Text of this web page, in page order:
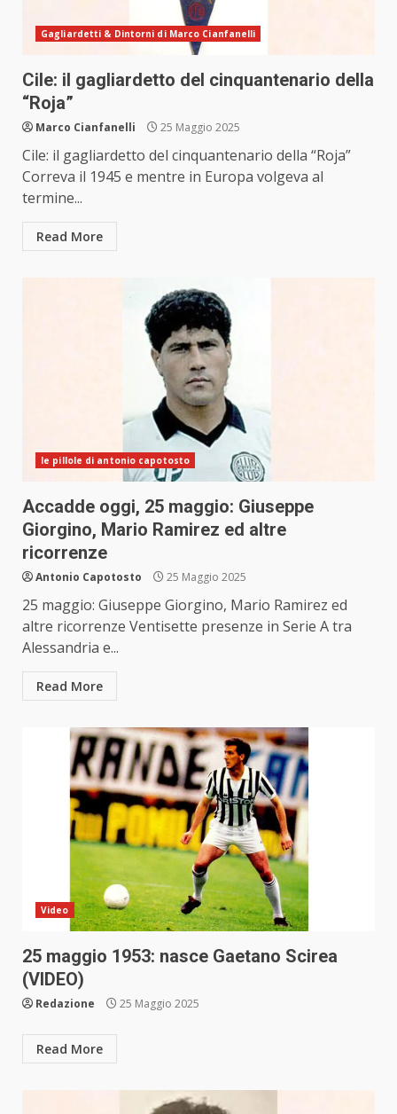
Gagliardetti & Dintorni di Marco Cianfanelli
Cile: il gagliardetto del cinquantenario della
“Roja”
Marco Cianfanelli 25 Maggio 2025
Cile: il gagliardetto del cinquantenario della “Roja”
Correva il 1945 e mentre in Europa volgeva al
termine...
Read More
le pillole di antonio capotosto
Accadde oggi, 25 maggio: Giuseppe
Giorgino, Mario Ramirez ed altre
ricorrenze
Antonio Capotosto 25 Maggio 2025
25 maggio: Giuseppe Giorgino, Mario Ramirez ed
altre ricorrenze Ventisette presenze in Serie A tra
Alessandria e...
Read More
Video
25 maggio 1953: nasce Gaetano Scirea
(VIDEO)
Redazione 25 Maggio 2025
Read More